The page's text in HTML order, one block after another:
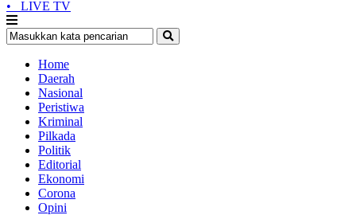
• LIVE TV
Home
Daerah
Nasional
Peristiwa
Kriminal
Pilkada
Politik
Editorial
Ekonomi
Corona
Opini